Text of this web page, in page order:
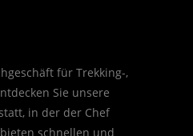
für Trekking-,
Sie unsere
in der der Chef
schnellen und